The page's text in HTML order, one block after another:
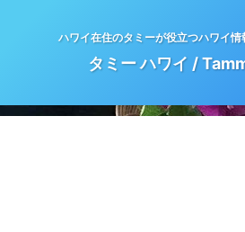
ハワイ在住のタミーが役立つハワイ情
タミー ハワイ /